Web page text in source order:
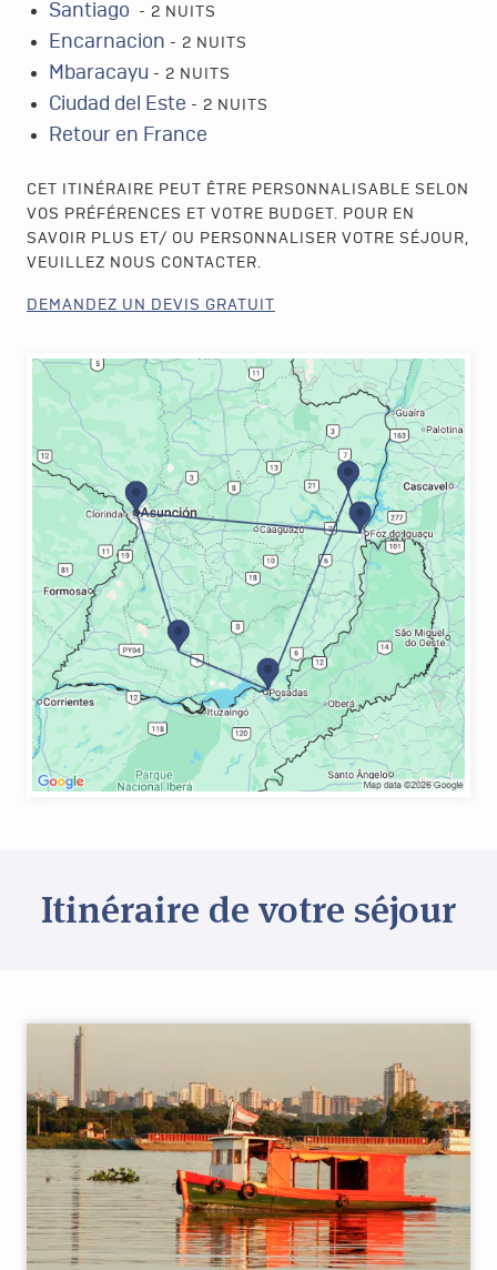
Santiago - 2 NUITS
Encarnacion - 2 NUITS
Mbaracayu - 2 NUITS
Ciudad del Este - 2 NUITS
Retour en France
CET ITINÉRAIRE PEUT ÊTRE PERSONNALISABLE SELON
VOS PRÉFÉRENCES ET VOTRE BUDGET. POUR EN
SAVOIR PLUS ET/ OU PERSONNALISER VOTRE SÉJOUR,
VEUILLEZ NOUS CONTACTER.
DEMANDEZ UN DEVIS GRATUIT
Itinéraire de votre séjour